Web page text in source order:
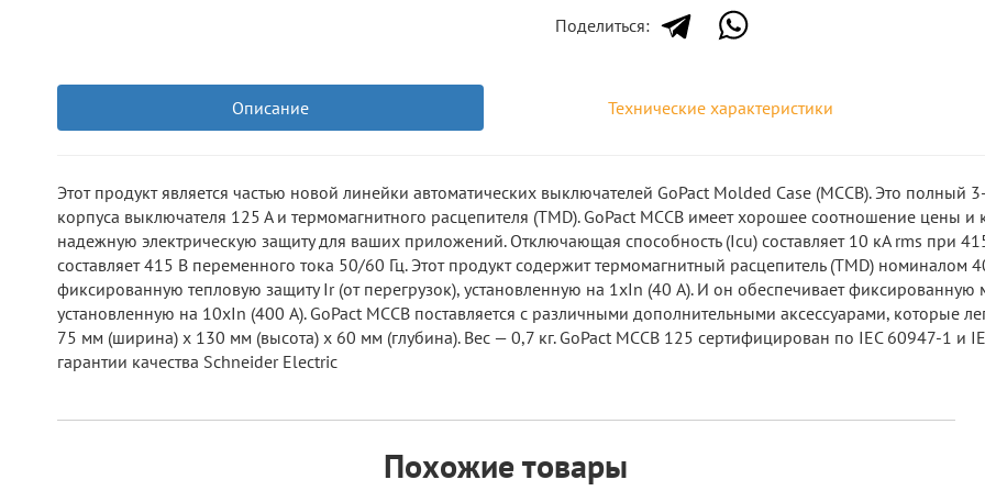
Поделиться:
Описание Технические характеристики
Этот продукт является частью новой линейки автоматических выключателей GoPact Molded Case (MCCB). Это
корпуса выключателя 125 А и термомагнитного расцепителя (TMD). GoPact MCCB имеет хорошее соотношение цены
надежную электрическую защиту для ваших приложений. Отключающая способность (Icu) составляет 10 кА rms при
составляет 415 В переменного тока 50/60 Гц. Этот продукт содержит термомагнитный расцепитель (TMD) номиналом
фиксированную тепловую защиту Ir (от перегрузок), установленную на 1xIn (40 А). И он обеспечивает фиксированную
установленную на 10xIn (400 А). GoPact MCCB поставляется с различными дополнительными аксессуарами, которые
75 мм (ширина) x 130 мм (высота) x 60 мм (глубина). Вес — 0,7 кг. GoPact MCCB 125 сертифицирован по IEC 60947-1 и
гарантии качества Schneider Electric
Похожие товары